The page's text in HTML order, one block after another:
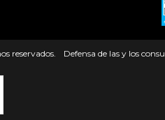
reservados. Defensa de las y los